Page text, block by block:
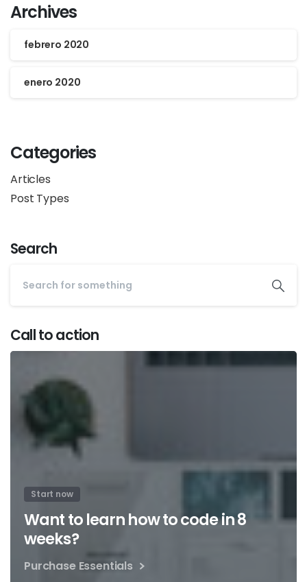
Archives
febrero 2020
enero 2020
Categories
Articles
Post Types
Search
Call to action
Start now
Want to learn how to code in 8
weeks?
Purchase Essentials